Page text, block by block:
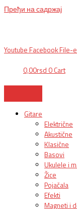
Пређи на садржај
Youtube Facebook File-
0,00rsd 0 Cart
Gitare
Električne
Akustične
Klasične
Basovi
Ukulele i
Žice
Pojačala
Efekti
Magneti i